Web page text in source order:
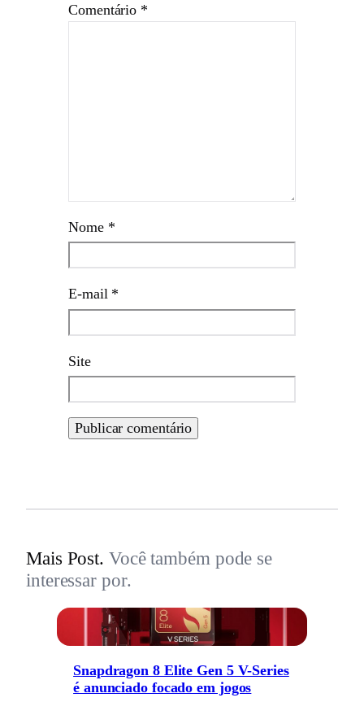
Comentário *
Nome *
E-mail *
Site
Mais Post. Você também pode se
interessar por.
Snapdragon 8 Elite Gen 5 V-Series
é anunciado focado em jogos